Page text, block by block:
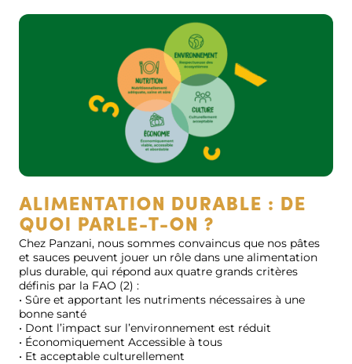
Alimentation durable : de
quoi parle-t-on ?
Chez Panzani, nous sommes convaincus que nos pâtes
et sauces peuvent jouer un rôle dans une alimentation
plus durable, qui répond aux quatre grands critères
définis par la FAO (2) :
• Sûre et apportant les nutriments nécessaires à une
bonne santé
• Dont l’impact sur l’environnement est réduit
• Économiquement Accessible à tous
• Et acceptable culturellement